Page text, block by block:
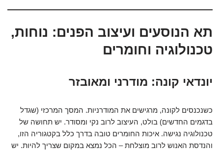
תא הנוסעים ועיצוב הפנים: נוחות,
טכנולוגיה וחומרים
יונדאי קונה: מודרני ומאובזר
כשנכנסים לקונה, מרגישים את המודרניות. המסך המרכזי (שגדל
בדגמים החדשים) בולט, העיצוב לרוב נקי ומסודר. יש תחושה של
טכנולוגיה נגישה. איכות החומרים טובה בדרך כלל בקטגוריה הזו,
והנדסת האנוש לרוב מוצלחת – הכל נמצא במקום שצריך להיות. יש